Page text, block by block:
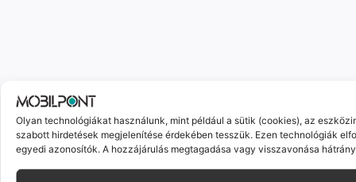
Olyan technológiákat használunk, mint például a sütik (cookies), az
szabott hirdetések megjelenítése érdekében tesszük. Ezen technológiák
egyedi azonosítók. A hozzájárulás megtagadása vagy visszavonása